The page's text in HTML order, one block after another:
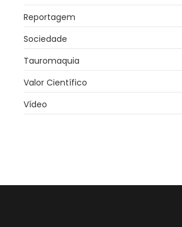
Reportagem
Sociedade
Tauromaquia
Valor Científico
Vídeo